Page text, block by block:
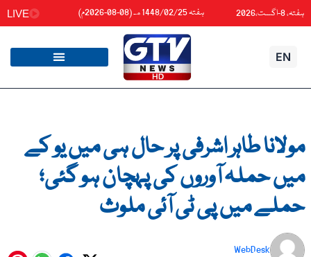
ہفتہ، 8-اگست،2026 ہفتہ 1448/02/25هـ (08-08-2026م) LIVE
EN
مولانا طاہر اشرفی پر حال ہی میں یو کے
میں حملہ آوروں کی پہچان ہو گئی؛
حملے میں پی ٹی آئی ملوث
WebDesk